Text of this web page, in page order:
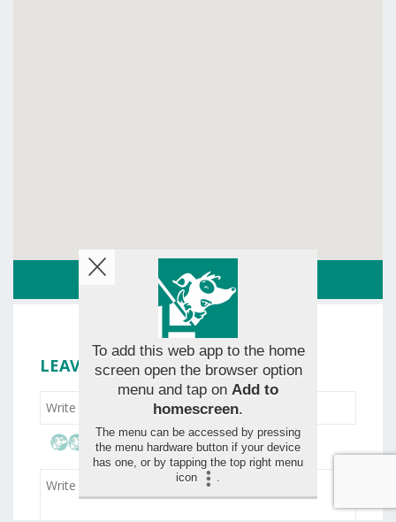
ROUTE
LEAVE YOUR RATING
To add this web app to the home
screen open the browser option
menu and tap on Add to
homescreen.
The menu can be accessed by pressing
the menu hardware button if your device
has one, or by tapping the top right menu
icon
.